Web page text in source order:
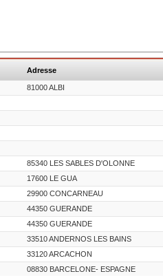
Adresse
81000 ALBI
85340 LES SABLES D'OLONNE
17600 LE GUA
29900 CONCARNEAU
44350 GUERANDE
44350 GUERANDE
33510 ANDERNOS LES BAINS
33120 ARCACHON
08830 BARCELONE- ESPAGNE